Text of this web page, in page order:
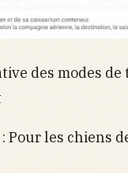
des modes
: Pour les chiens